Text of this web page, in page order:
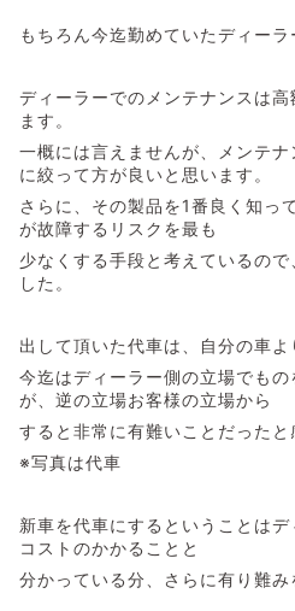
もちろん今迄勤めていたディーラ
ディーラーでのメンテナンスは
ます。
一概には言えませんが、メンテ
に絞って方が良いと思います。
さらに、その製品を1番良く知っ
が故障するリスクを最も
少なくする手段と考えているの
した。
出して頂いた代車は、自分の車よ
今迄はディーラー側の立場でも
が、逆の立場お客様の立場から
すると非常に有難いことだったと
※写真は代車
新車を代車にするということは
コストのかかることと
分かっている分、さらに有り難み